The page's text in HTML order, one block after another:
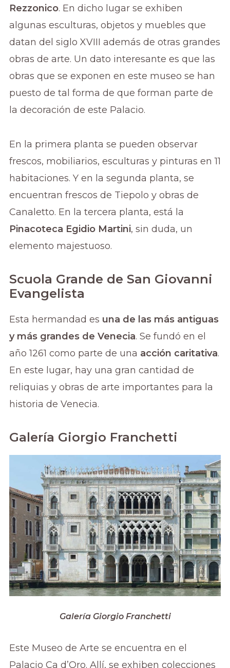
Rezzonico. En dicho lugar se exhiben
algunas esculturas, objetos y muebles que
datan del siglo XVIII además de otras grandes
obras de arte. Un dato interesante es que las
obras que se exponen en este museo se han
puesto de tal forma de que forman parte de
la decoración de este Palacio.
En la primera planta se pueden observar
frescos, mobiliarios, esculturas y pinturas en 11
habitaciones. Y en la segunda planta, se
encuentran frescos de Tiepolo y obras de
Canaletto. En la tercera planta, está la
Pinacoteca Egidio Martini, sin duda, un
elemento majestuoso.
Scuola Grande de San Giovanni
Evangelista
Esta hermandad es una de las más antiguas
y más grandes de Venecia. Se fundó en el
año 1261 como parte de una acción caritativa.
En este lugar, hay una gran cantidad de
reliquias y obras de arte importantes para la
historia de Venecia.
Galería Giorgio Franchetti
Galería Giorgio Franchetti
Este Museo de Arte se encuentra en el
Palacio Ca d’Oro. Allí, se exhiben colecciones